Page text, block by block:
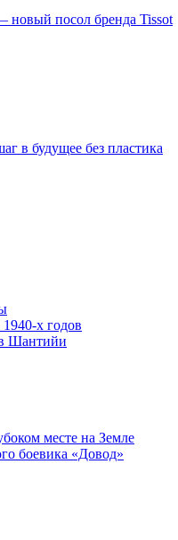
посол бренда Tissot
в будущее без пластика
х годов
в Шантийи
месте на Земле
боевика «Довод»